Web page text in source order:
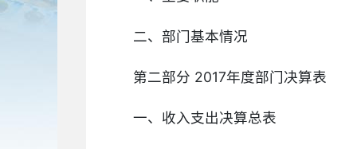
二、部门基本情况
第二部分 2017年度部门决算表
一、收入支出决算总表